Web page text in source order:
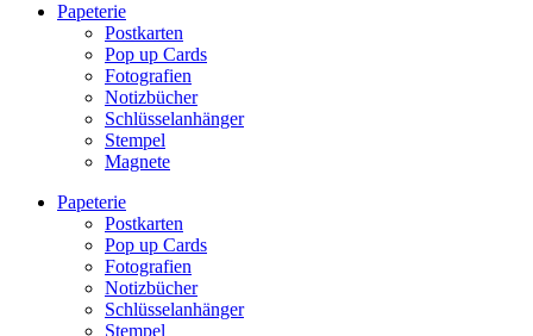
Papeterie
Postkarten
Pop up Cards
Fotografien
Notizbücher
Schlüsselanhänger
Stempel
Magnete
Papeterie
Postkarten
Pop up Cards
Fotografien
Notizbücher
Schlüsselanhänger
Stempel